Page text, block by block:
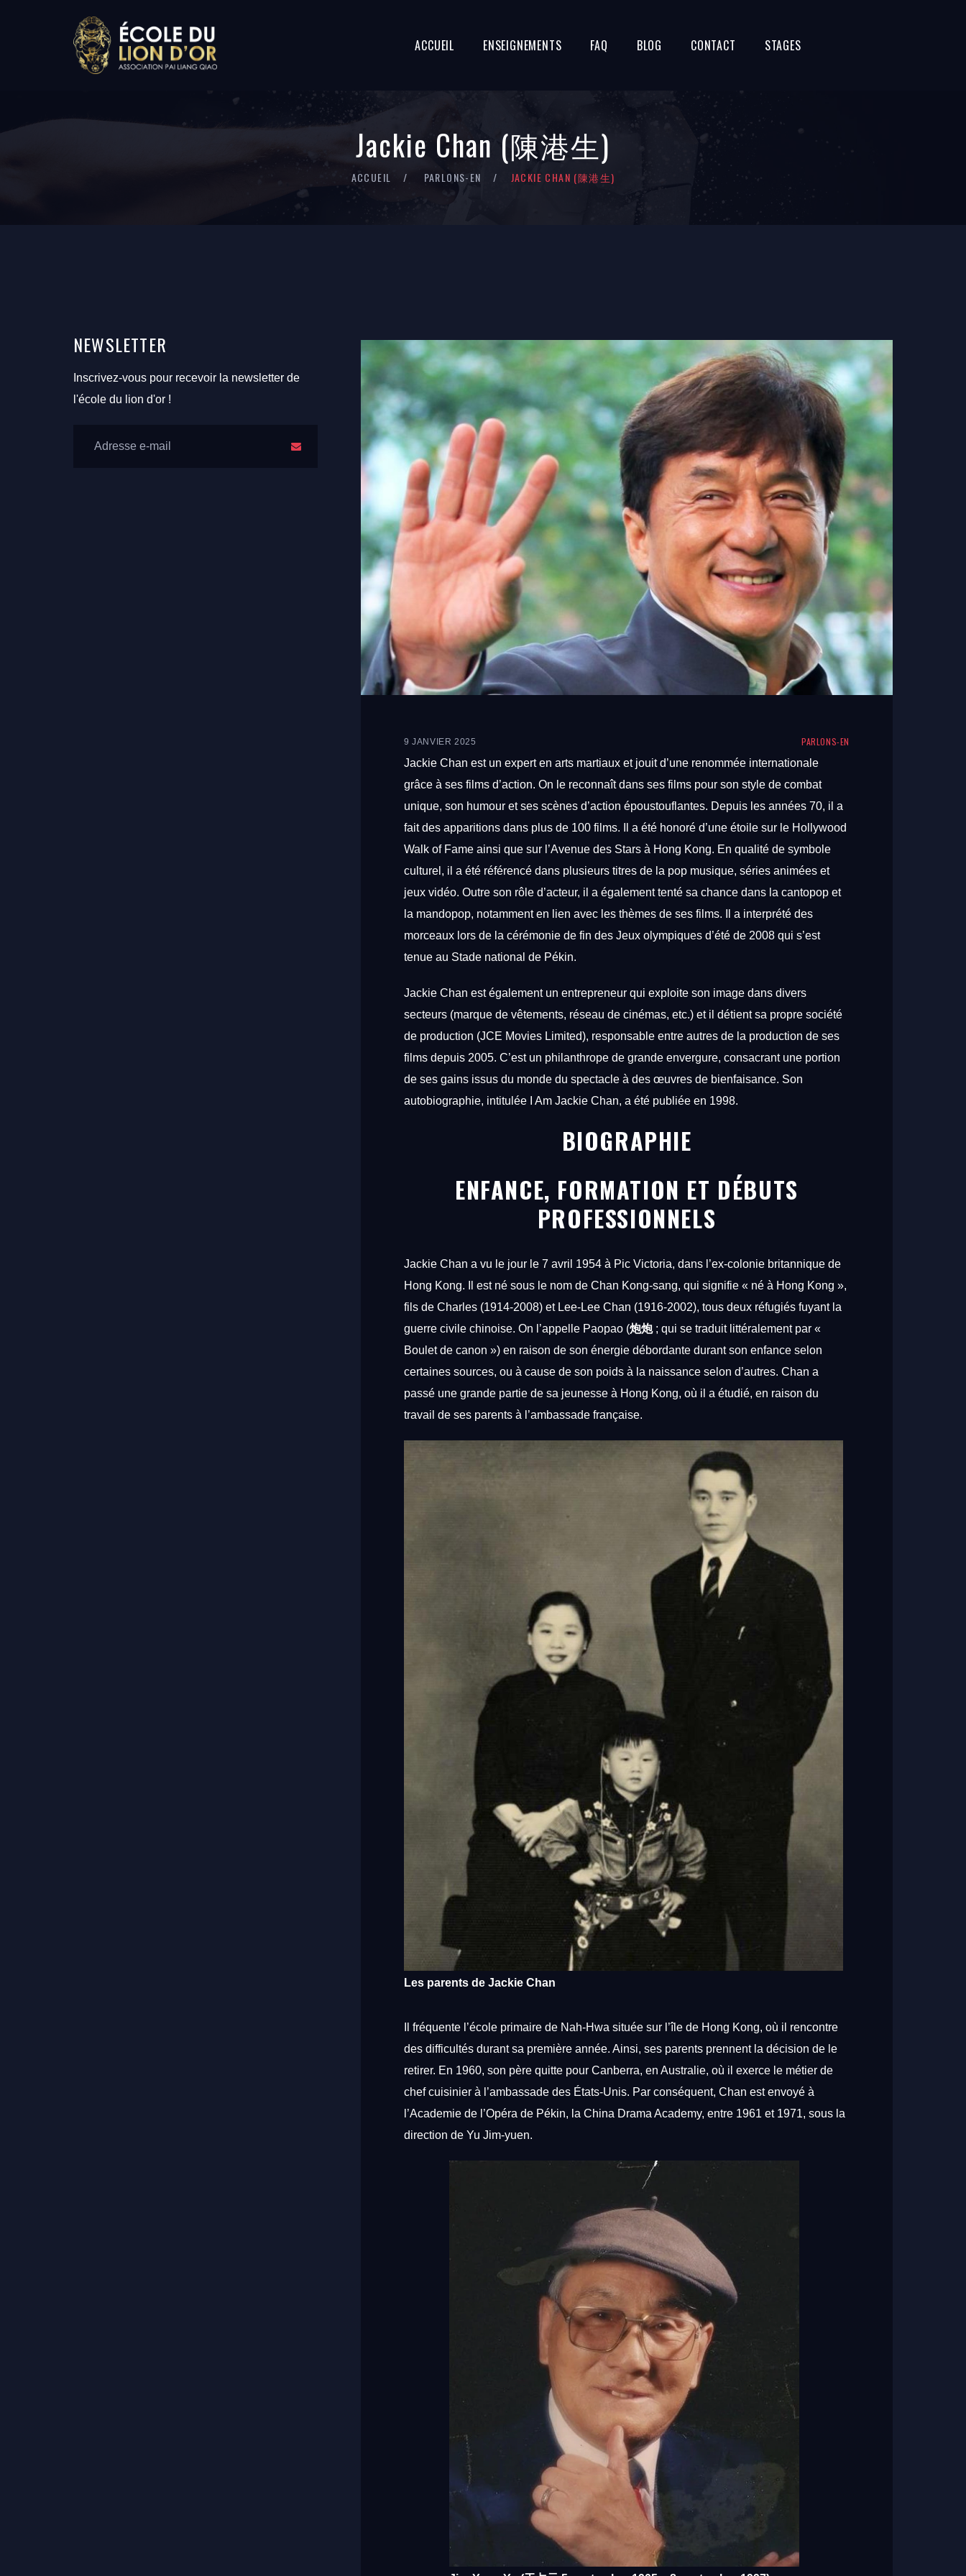
ACCUEIL ENSEIGNEMENTS FAQ BLOG CONTACT STAGES
Jackie Chan (陳港生)
ACCUEIL PARLONS-EN JACKIE CHAN (陳港生)
9 JANVIER 2025
PARLONS-EN
Jackie Chan est un experten arts martiaux et jouitd’une renommée internationale
grâce à ses films d’action. On le reconnaîtdans ses films pour son style de combat
unique, son humour etses scènes d’action époustouflantes. Depuis les années 70, il a
faitdes apparitions dans plus de 100 films. a été honoré d’une étoile sur le Hollywood
Walk of Fame ainsi que sur l’Avenue des Stars à Hong Kong. En qualité de symbole
culturel, il a été référencé dans plusieurs titres de la pop musique, séries animées et
jeux vidéo. Outre son rôle d’acteur, il a égalementtenté sa chance dans la cantopop et
la mandopop, notammenten lien avec les thèmes de ses films. a interprété des
morceaux lors de la cérémonie de fin des Jeux olympiques d’été de 2008 qui s’est
tenue au Stade national de Pékin.
Jackie Chan estégalement un entrepreneur qui exploite son image dans divers
secteurs (marque de vêtements, réseau de cinémas, etc.) et il détientsa propre société
de production (JCE Movies Limited), responsable entre autres de la production de ses
films depuis 2005. C’est un philanthrope de grande envergure, consacrant une portion
de ses gains issus du monde du spectacle à des œuvres de bienfaisance. Son
autobiographie, intitulée Am Jackie Chan, a été publiée en 1998.
BIOGRAPHIE
ENFANCE, FORMATION ET DÉBUTS
PROFESSIONNELS
Jackie Chan a vu le jour le 7 avril 1954 à Pic Victoria, dans l’ex-colonie britannique de
Hong Kong. est né sous le nom de Chan Kong-sang, qui signifie « né à Hong Kong »,
fils de Charles (1914-2008) et Lee-Lee Chan (1916-2002), tous deux réfugiés fuyant la
guerre civile chinoise. On l’appelle Paopao (炮炮 ; qui se traduit littéralement par «
Bouletde canon ») en raison de son énergie débordante durantson enfance selon
certaines sources, ou à cause de son poids à la naissance selon d’autres. Chan a
passé une grande partie de sa jeunesse à Hong Kong, où il a étudié, en raison du
travail de ses parents à l’ambassade française.
Les parents de Jackie Chan
fréquente l’école primaire de Nah-Hwa située sur l’île de Hong Kong, où il rencontre
des difficultés durantsa première année. Ainsi, ses parents prennent la décision de le
retirer. En 1960, son père quitte pour Canberra, en Australie, où il exerce le métier de
chefcuisinier à l’ambassade des États-Unis. Par conséquent, Chan estenvoyé à
l’Academie de l’Opéra de Pékin, la China Drama Academy, entre 1961 et 1971, sous la
direction de Yu Jim-yuen.
NEWSLETTER
Inscrivez-vous pour recevoir la newsletter de
l'école du lion d'or !